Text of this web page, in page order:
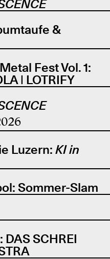
&
Fest Vol. 1:
| LOTRIFY
Luzern: KI in
Sommer-Slam
SCHREI